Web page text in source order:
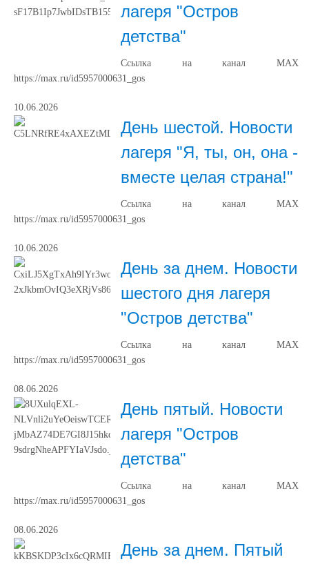
лагеря "Остров
детства"
Ссылка на канал МАХ
https://max.ru/id5957000631_gos
10.06.2026
День шестой. Новости
лагеря "Я, ты, он, она -
вместе целая страна!"
Ссылка на канал МАХ
https://max.ru/id5957000631_gos
10.06.2026
День за днем. Новости
шестого дня лагеря
"Остров детства"
Ссылка на канал МАХ
https://max.ru/id5957000631_gos
08.06.2026
День пятый. Новости
лагеря "Остров
детства"
Ссылка на канал МАХ
https://max.ru/id5957000631_gos
08.06.2026
День за днем. Пятый